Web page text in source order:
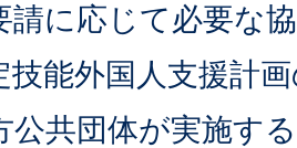
請に応じて必要な
技能外国人支援計
公共団体が実施す